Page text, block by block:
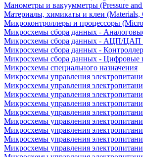
Манометры и вакуумметры (Pressure and
Материалы, химикаты и клеи (Materials,
Микроконтроллеры и процессоры
Микросхемы сбора данных -
Микросхемы сбора данных - АЦП/ЦАП
Микросхемы сбора данных -
Микросхемы сбора данных - Цифровые
Микросхемы специального назначения
Микросхемы управления
Микросхемы управления
Микросхемы управления
Микросхемы управления
Микросхемы управления
Микросхемы управления
Микросхемы управления
Микросхемы управления
Микросхемы управления